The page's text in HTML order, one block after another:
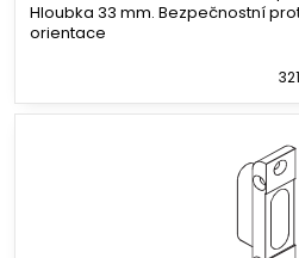
Hloubka 33 mm. Bezpečnostní
orientace